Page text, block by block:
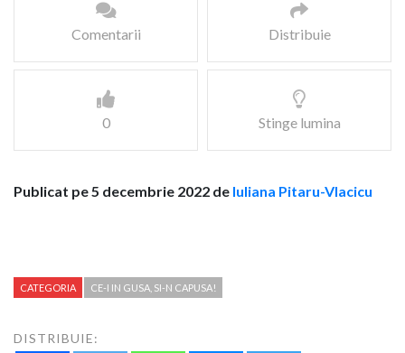
Comentarii Distribuie
0 Stinge lumina
Publicat pe 5 decembrie 2022 de Iuliana Pitaru-Vlacicu
CATEGORIA CE-I IN GUSA, SI-N CAPUSA!
DISTRIBUIE: